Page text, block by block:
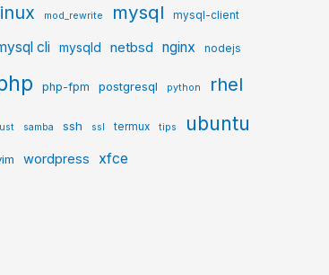
mod_rewrite mysql mysql-client
cli mysqld netbsd nginx nodejs
php-fpm postgresql python rhel
samba ssh ssl termux tips ubuntu
wordpress xfce